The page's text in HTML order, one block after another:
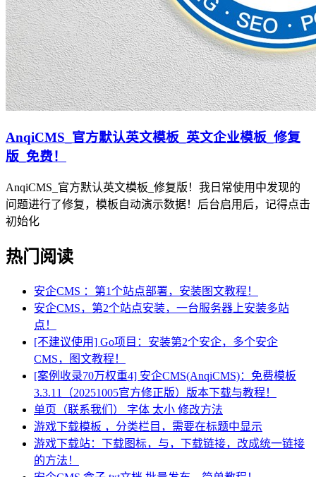
AnqiCMS_官方默认英文模板_英文企业模板_修复
版_免费！
AnqiCMS_官方默认英文模板_修复版！我日常使用中发现的
问题进行了修复，模板自动演示数据！后台启用后，记得点击
初始化
热门阅读
安企CMS ：第1个站点部署，安装图文教程！
安企CMS，第2个站点安装，一台服务器上安装多站
点！
[不建议使用] Go项目：安装第2个安企，多个安企
CMS，图文教程！
[案例收录70万权重4] 安企CMS(AnqiCMS)：免费模板
3.3.11（20251005官方修正版）版本下载与教程！
单页（联系我们） 字体 太小 修改方法
游戏下载模板 ，分类栏目，需要在标题中显示
游戏下载站：下载图标，与，下载链接，改成统一链接
的方法！